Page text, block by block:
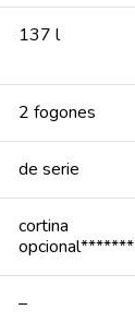
137 l
2 fogones
de serie
cortina
opcional*******
–